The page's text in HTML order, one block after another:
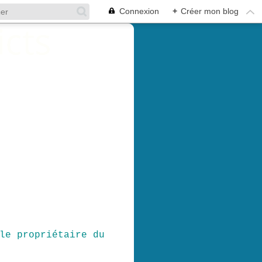
Connexion + Créer mon blog
propriétaire du